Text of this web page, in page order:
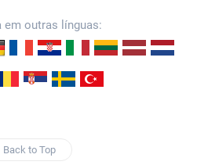
em outras línguas:
Back to Top